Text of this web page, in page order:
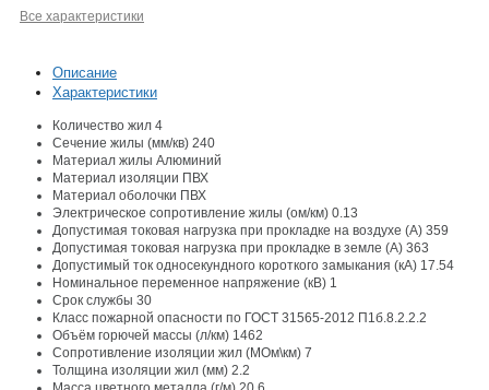
Все характеристики
Описание
Характеристики
Количество жил 4
Сечение жилы (мм/кв) 240
Материал жилы Алюминий
Материал изоляции ПВХ
Материал оболочки ПВХ
Электрическое сопротивление жилы (ом/км) 0.13
Допустимая токовая нагрузка при прокладке на воздухе (А) 359
Допустимая токовая нагрузка при прокладке в земле (А) 363
Допустимый ток односекундного короткого замыкания (кА) 17.54
Номинальное переменное напряжение (кВ) 1
Срок службы 30
Класс пожарной опасности по ГОСТ 31565-2012 П1б.8.2.2.2
Объём горючей массы (л/км) 1462
Сопротивление изоляции жил (МОм\км) 7
Толщина изоляции жил (мм) 2.2